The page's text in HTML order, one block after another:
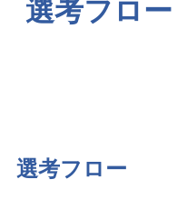
選考フロー
選考フロー